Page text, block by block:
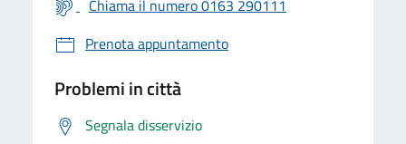
Chiama il numero 0163 290111
Prenota appuntamento
Problemi in città
Segnala disservizio